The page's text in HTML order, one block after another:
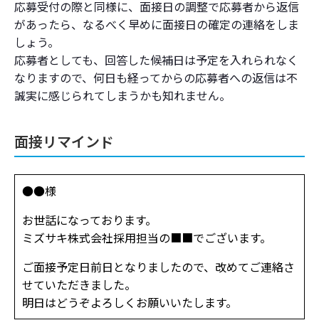
応募受付の際と同様に、面接日の調整で応募者から返信
があったら、なるべく早めに面接日の確定の連絡をしま
しょう。
応募者としても、回答した候補日は予定を入れられなく
なりますので、何日も経ってからの応募者への返信は不
誠実に感じられてしまうかも知れません。
面接リマインド
●●様
お世話になっております。
ミズサキ株式会社採用担当の■■でございます。
ご面接予定日前日となりましたので、改めてご連絡さ
せていただきました。
明日はどうぞよろしくお願いいたします。